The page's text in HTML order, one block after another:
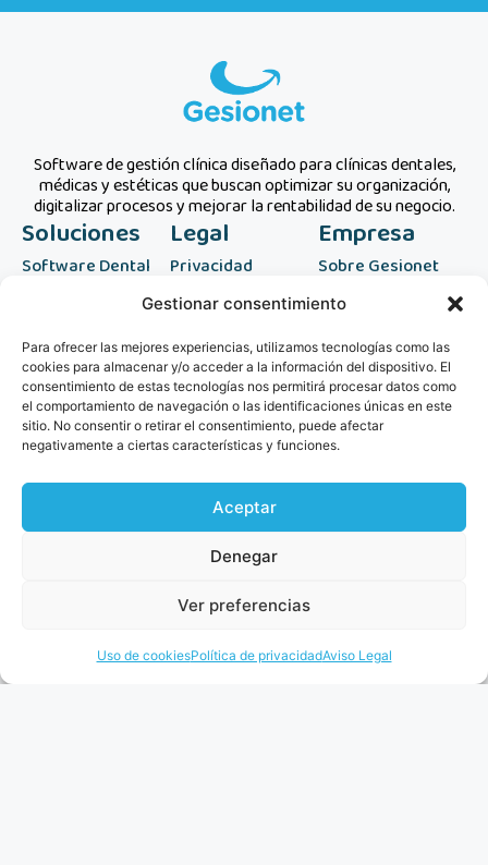
Gestionar consentimiento
Para ofrecer las mejores experiencias, utilizamos tecnologías como las
cookies para almacenar y/o acceder a la información del dispositivo. El
consentimiento de estas tecnologías nos permitirá procesar datos como
el comportamiento de navegación o las identificaciones únicas en este
sitio. No consentir o retirar el consentimiento, puede afectar
negativamente a ciertas características y funciones.
Aceptar
Denegar
Ver preferencias
Uso de cookiesPolítica de privacidadAviso Legal
Software de gestión clínica diseñado para clínicas dentales,
médicas y estéticas que buscan optimizar su organización,
digitalizar procesos y mejorar la rentabilidad de su negocio.
Soluciones
Software Dental
Software Médico
Atheros ERP
Control Horario
Legal
Privacidad
Aviso legal
datos
Política de cookies
Declaración
responsable
Empresa
Sobre Gesionet
Blog